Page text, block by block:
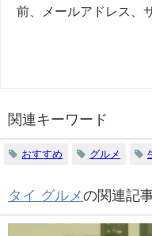
前、メールアドレス、
関連キーワード
おすすめ グルメ
タイ グルメの関連記